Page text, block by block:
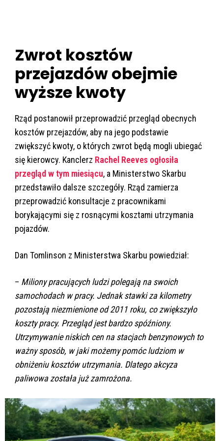
Zwrot kosztów
przejazdów obejmie
wyższe kwoty
Rząd postanowił przeprowadzić przegląd obecnych
kosztów przejazdów, aby na jego podstawie
zwiększyć kwoty, o których zwrot będą mogli ubiegać
się kierowcy. Kanclerz Rachel Reeves ogłosiła
przegląd w tym miesiącu, a Ministerstwo Skarbu
przedstawiło dalsze szczegóły. Rząd zamierza
przeprowadzić konsultacje z pracownikami
borykającymi się z rosnącymi kosztami utrzymania
pojazdów.
Dan Tomlinson z Ministerstwa Skarbu powiedział:
– Miliony pracujących ludzi polegają na swoich
samochodach w pracy. Jednak stawki za kilometry
pozostają niezmienione od 2011 roku, co zwiększyło
koszty pracy. Przegląd jest bardzo spóźniony.
Utrzymywanie niskich cen na stacjach benzynowych to
ważny sposób, w jaki możemy pomóc ludziom w
obniżeniu kosztów utrzymania. Dlatego akcyza
paliwowa została już zamrożona.